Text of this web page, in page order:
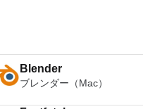
を1つ押すだけで、ゲームの
態」を保存できます。 無制
イメージフォーマットコン
として使用できます。 ブラ
エアブラシ、クローン作成
のOS構成のサポート。 Google Playの
統合。 Mac向けBlueStacks App Player
をインストールすると、
Twitterなどの人気のソーシ
プラットフォームを選択し
Blender
ブレンダー（Mac）